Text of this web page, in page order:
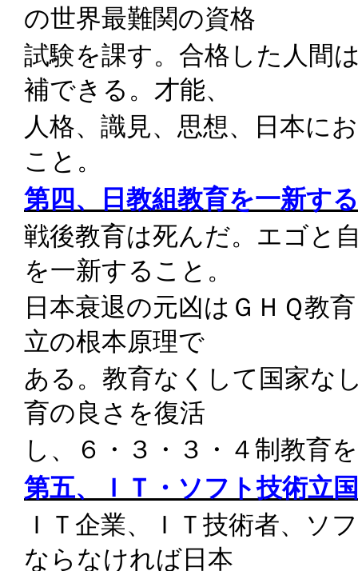
の世界最難関の資格
試験を課す。合格した人間
補できる。才能、
人格、識見、思想、日本に
こと。
第四、日教組教育を一新す
戦後教育は死んだ。エゴと
を一新すること。
日本衰退の元凶はＧＨＱ教
立の根本原理で
ある。教育なくして国家な
育の良さを復活
し、６・３・３・４制教育
第五、ＩＴ・ソフト技術立
ＩＴ企業、ＩＴ技術者、ソ
ならなければ日本